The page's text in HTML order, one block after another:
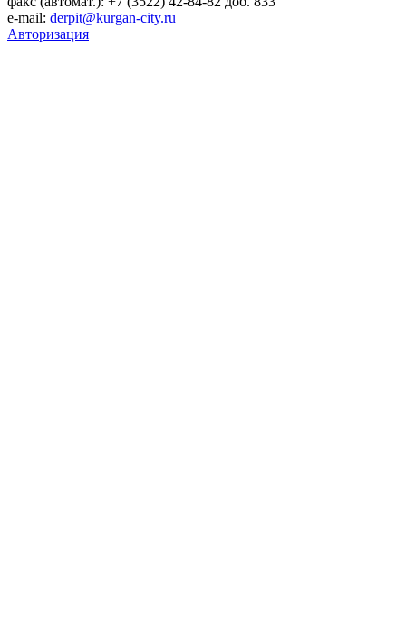
e-mail: derpit@kurgan-city.ru
Авторизация